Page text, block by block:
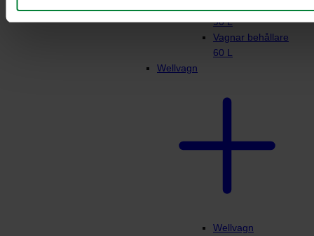
90 L
Vagnar behållare
60 L
Wellvagn
Wellvagn